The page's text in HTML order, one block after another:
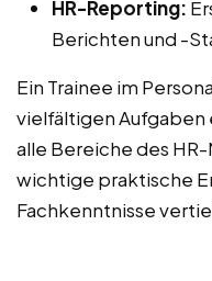
HR-Reporting:
Berichten und -
Ein Trainee im
vielfältigen Aufgaben
alle Bereiche des
wichtige praktische
Fachkenntnisse